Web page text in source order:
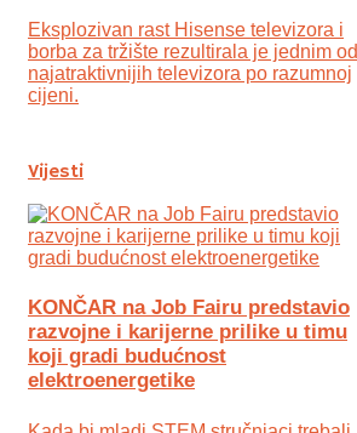
Eksplozivan rast Hisense televizora i
borba za tržište rezultirala je jednim od
najatraktivnijih televizora po razumnoj
cijeni.
Vijesti
KONČAR na Job Fairu predstavio
razvojne i karijerne prilike u timu
koji gradi budućnost
elektroenergetike